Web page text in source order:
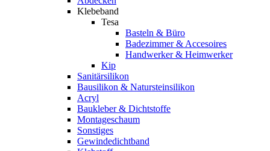
Klebeband
Tesa
Basteln & Büro
Badezimmer & Accesoires
Handwerker & Heimwerker
Kip
Sanitärsilikon
Bausilikon & Natursteinsilikon
Acryl
Baukleber & Dichtstoffe
Montageschaum
Sonstiges
Gewindedichtband